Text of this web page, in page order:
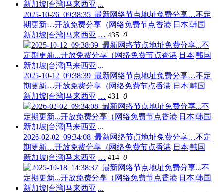
2025-10-26_09:38:35_最新网络节点地址免费分享…不定
期更新…开放免费分享（网络免费节点香港|日本|韩国|
新加坡|台湾|马来西亚|… 435 0
2025-10-12_09:38:39_最新网络节点地址免费分享…不定
期更新…开放免费分享（网络免费节点香港|日本|韩国|
新加坡|台湾|马来西亚|… 431 0
2026-02-02_09:34:08_最新网络节点地址免费分享…不定
期更新…开放免费分享（网络免费节点香港|日本|韩国|
新加坡|台湾|马来西亚|… 414 0